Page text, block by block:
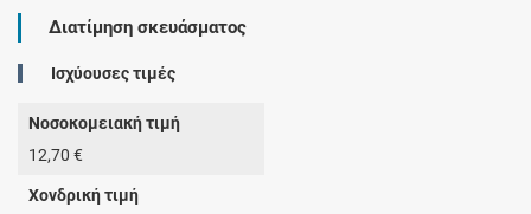
Διατίμηση σκευάσματος
Ισχύουσες τιμές
Νοσοκομειακή τιμή
12,70 €
Χονδρική τιμή